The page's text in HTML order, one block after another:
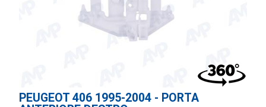
PEUGEOT 406 1995-2004 - PORTA